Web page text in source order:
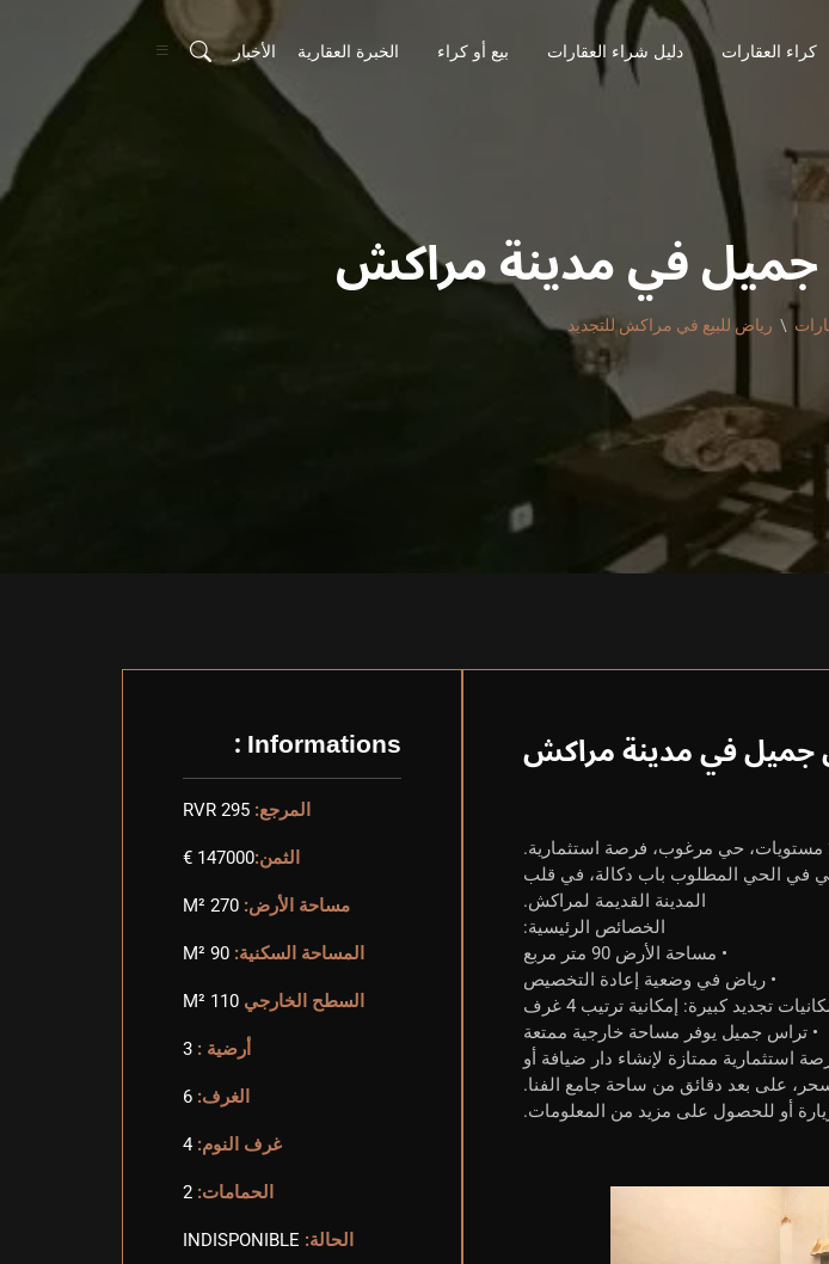
كراء العقارات دليل شراء العقارات بيع أو كراء الخبرة العقارية الأخبار
في مدينة مراكش
رياض للبيع في مراكش للتجديد
جميل في مدينة مراكش
في الحي المطلوب باب دكالة، في قلب
المدينة القديمة لمراكش.
الخصائص الرئيسية:
• مساحة الأرض 90 متر مربع
• رياض في وضعية إعادة التخصيص
تجديد كبيرة: إمكانية ترتيب 4 غرف
• تراس جميل يوفر مساحة خارجية ممتعة
استثمارية ممتازة لإنشاء دار ضيافة أو
على بعد دقائق من ساحة جامع الفنا.
Informations :
المرجع: RVR 295
الثمن:147000 €
مساحة الأرض: 270 M²
المساحة السكنية: 90 M²
السطح الخارجي 110 M²
أرضية : 3
الغرف: 6
غرف النوم: 4
الحمامات: 2
الحالة: INDISPONIBLE